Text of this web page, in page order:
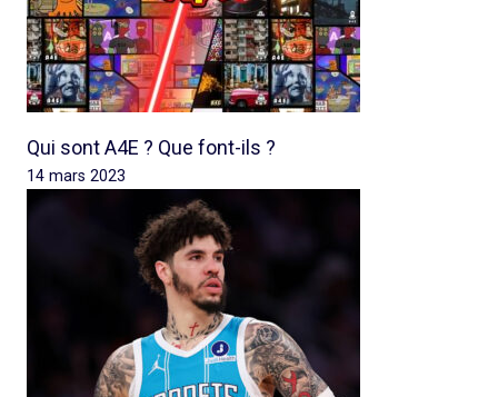
Qui sont A4E ? Que font-ils ?
14 mars 2023